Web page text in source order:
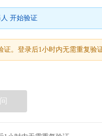
开始验证
。登录后1小时内无需重复验